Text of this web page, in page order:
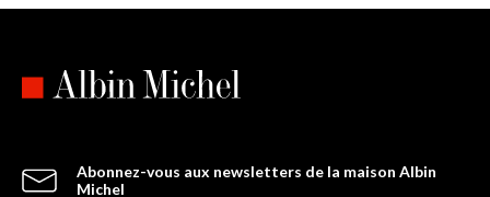
Abonnez-vous aux newsletters de la maison Albin
Michel